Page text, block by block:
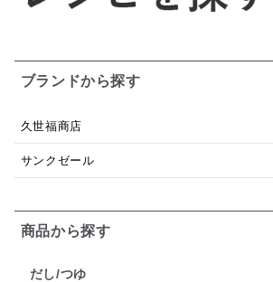
ブランドから探す
久世福商店
サンクゼール
商品から探す
だし/つゆ